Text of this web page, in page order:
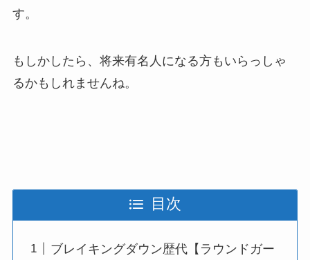
す。
もしかしたら、将来有名人になる方もいらっしゃ
るかもしれませんね。
目次
ブレイキングダウン歴代【ラウンドガー